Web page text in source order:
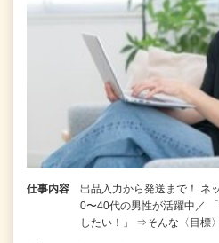
仕事内容
出品入力から発送まで！ ネ
0〜40代の男性が活躍中／
したい！」 ⇒そんな〈目標